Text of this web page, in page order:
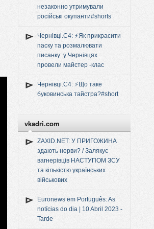
незаконно утримували
російські окупанти#shorts
Чернівці.C4: ⚡️Як прикрасити
паску та розмалювати
писанку: у Чернівцях
провели майстер -клас
Чернівці.C4: ⚡️Що таке
буковинська тайстра?#short
vkadri.com
ZAXID.NET: У ПРИГОЖИНА
здають нерви? / Залякує
вагнерівців НАСТУПОМ ЗСУ
та кількістю українських
військових
Euronews em Português: As
notícias do dia | 10 Abril 2023 -
Tarde